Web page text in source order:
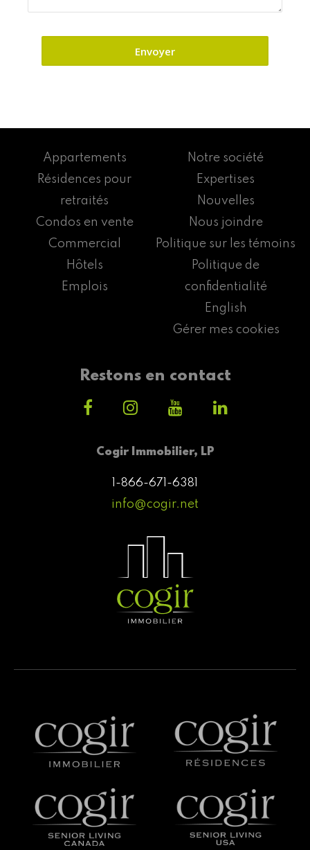
Cogir Immobilier, LP
1-866-671-6381
info@cogir.net
Appartements
Résidences pour
retraités
Condos en vente
Commercial
Hôtels
Emplois
Notre société
Expertises
Nouvelles
Nous joindre
Politique sur les témoins
Politique de
confidentialité
English
Gérer mes cookies
Restons en contact